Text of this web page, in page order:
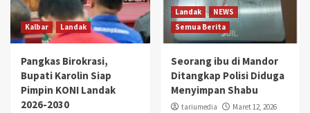
Kalbar Landak
Pangkas Birokrasi,
Bupati Karolin Siap
Pimpin KONI Landak
2026-2030
Landak
NEWS
Semua Berita
Seorang ibu di Mandor
Ditangkap Polisi Diduga
Menyimpan Shabu
tariumedia
Maret 12, 2026